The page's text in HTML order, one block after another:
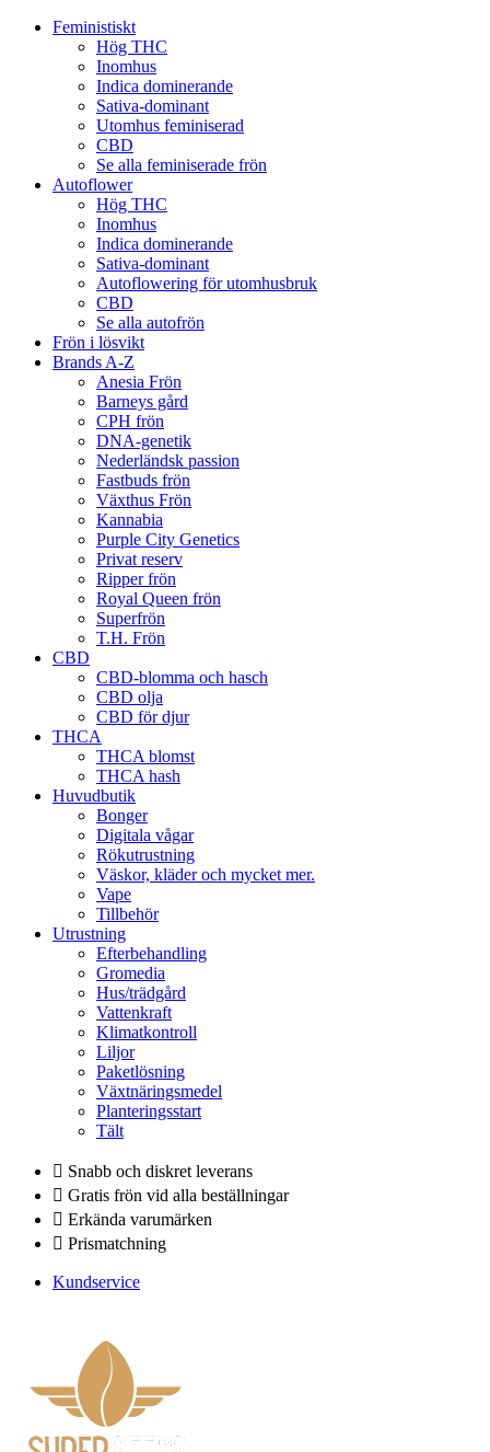
Feministiskt
Hög THC
Inomhus
Indica dominerande
Sativa-dominant
Utomhus feminiserad
CBD
Se alla feminiserade frön
Autoflower
Hög THC
Inomhus
Indica dominerande
Sativa-dominant
Autoflowering för utomhusbruk
CBD
Se alla autofrön
Frön i lösvikt
Brands A-Z
Anesia Frön
Barneys gård
CPH frön
DNA-genetik
Nederländsk passion
Fastbuds frön
Växthus Frön
Kannabia
Purple City Genetics
Privat reserv
Ripper frön
Royal Queen frön
Superfrön
T.H. Frön
CBD
CBD-blomma och hasch
CBD olja
CBD för djur
THCA
THCA blomst
THCA hash
Huvudbutik
Bonger
Digitala vågar
Rökutrustning
Väskor, kläder och mycket mer.
Vape
Tillbehör
Utrustning
Efterbehandling
Gromedia
Hus/trädgård
Vattenkraft
Klimatkontroll
Liljor
Paketlösning
Växtnäringsmedel
Planteringsstart
Tält
Snabb och diskret leverans
Gratis frön vid alla beställningar
Erkända varumärken
Prismatchning
Kundservice